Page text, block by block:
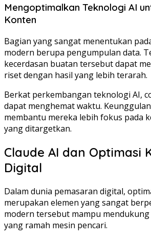
Mengoptimalkan Teknologi AI
Konten
Bagian yang sangat menentukan
modern berupa pengumpulan data.
kecerdasan buatan tersebut dapat
riset dengan hasil yang lebih terarah.
Berkat perkembangan teknologi AI,
dapat menghemat waktu.
membantu mereka lebih fokus pada
yang ditargetkan.
Claude AI dan Optimasi
Digital
Dalam dunia pemasaran digital,
merupakan elemen yang sangat
modern tersebut mampu
yang ramah mesin pencari.